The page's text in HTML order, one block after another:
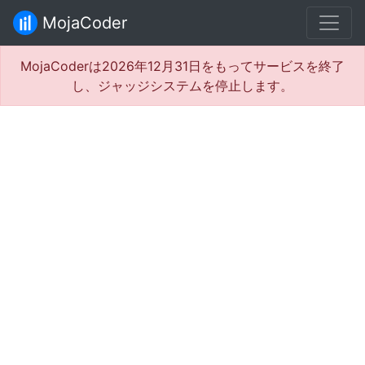
MojaCoder
MojaCoderは2026年12月31日をもってサービスを終了
し、ジャッジシステムを停止します。